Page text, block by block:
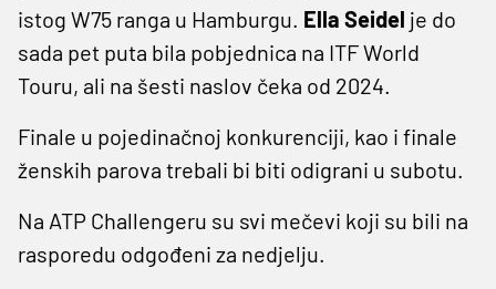
istog W75 ranga u Hamburgu. Ella Seidel je do
sada pet puta bila pobjednica na ITF World
Touru, ali na šesti naslov čeka od 2024.
Finale u pojedinačnoj konkurenciji, kao i finale
ženskih parova trebali bi biti odigrani u subotu.
Na ATP Challengeru su svi mečevi koji su bili na
rasporedu odgođeni za nedjelju.